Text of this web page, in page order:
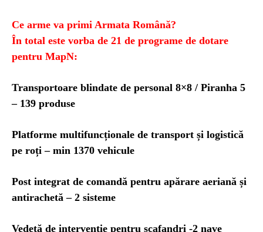
Ce arme va primi Armata Română?
În total este vorba de 21 de programe de dotare
pentru MapN:
Transportoare blindate de personal 8×8 / Piranha 5
– 139 produse
Platforme multifuncționale de transport și logistică
pe roți – min 1370 vehicule
Post integrat de comandă pentru apărare aeriană și
antirachetă – 2 sisteme
Vedetă de intervenție pentru scafandri -2 nave